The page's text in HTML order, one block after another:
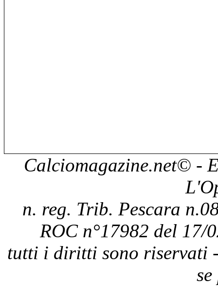
Calciomagazine.net© -
n. reg. Trib. Pescara
ROC n°17982 del 17/
tutti i diritti sono riservati